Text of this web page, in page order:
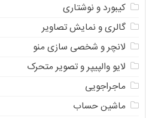
کیبورد و نوشتاری
گالری و نمایش تصاویر
لانچر و شخصی سازی منو
لایو والپیپر و تصویر متحرک
ماجراجویی
ماشین حساب